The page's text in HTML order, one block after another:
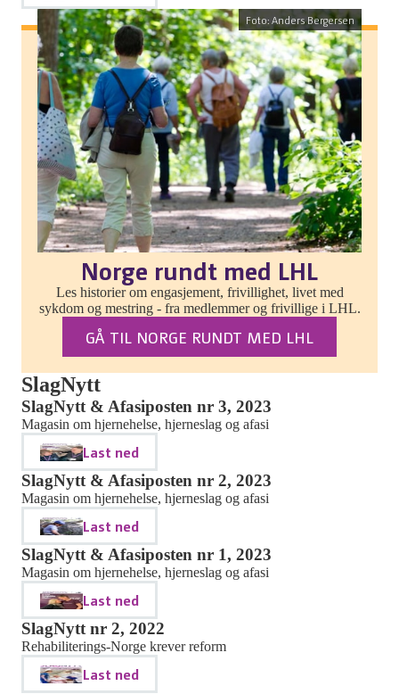
Foto: Anders Bergersen
Norge rundt med LHL
Les historier om engasjement, frivillighet, livet med
sykdom og mestring - fra medlemmer og frivillige i LHL.
GÅ TIL NORGE RUNDT MED LHL
SlagNytt
SlagNytt & Afasiposten nr 3, 2023
Magasin om hjernehelse, hjerneslag og afasi
Last ned
SlagNytt & Afasiposten nr 2, 2023
Magasin om hjernehelse, hjerneslag og afasi
Last ned
SlagNytt & Afasiposten nr 1, 2023
Magasin om hjernehelse, hjerneslag og afasi
Last ned
SlagNytt nr 2, 2022
Rehabiliterings-Norge krever reform
Last ned